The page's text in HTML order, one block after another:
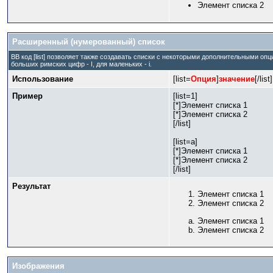
Элемент списка 2
Расширенный (нумерованный) список
BB код [list] позволяет также создавать списки с некоторыми дополнительными
больших римских цифр - I, для маленьких - i.
Использование [list=Опция]значение[/list]
Пример
[list=1]
[*]Элемент списка 1
[*]Элемент списка 2
[/list]
[list=a]
[*]Элемент списка 1
[*]Элемент списка 2
[/list]
Результат
Элемент списка 1
Элемент списка 2
Элемент списка 1
Элемент списка 2
Изображения